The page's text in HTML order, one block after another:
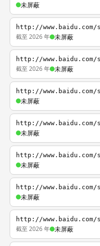
未屏蔽
http://www.baidu.com/
截至 2026 年 未屏蔽
http://www.baidu.com/
截至 2026 年 未屏蔽
http://www.baidu.com/
未屏蔽
http://www.baidu.com/
未屏蔽
http://www.baidu.com/
未屏蔽
http://www.baidu.com/
未屏蔽
http://www.baidu.com/
截至 2026 年 未屏蔽